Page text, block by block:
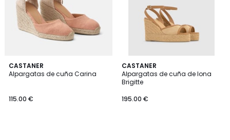
CASTANER
Alpargatas de cuña Carina
115.00 €
CASTANER
Alpargatas de cuña de lona
Brigitte
195.00 €